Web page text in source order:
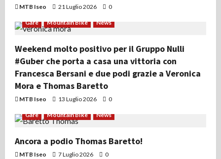
MTB Iseo 21 Luglio 2026 0
Gare Mountain Bike News
Weekend molto positivo per il Gruppo Nulli
#Guber che porta a casa una vittoria con
Francesca Bersani e due podi grazie a Veronica
Mora e Thomas Baretto
MTB Iseo 13 Luglio 2026 0
Gare Mountain Bike News
Ancora a podio Thomas Baretto!
MTB Iseo 7 Luglio 2026 0